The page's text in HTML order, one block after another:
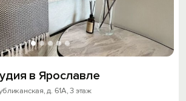
в Ярославле
д. 61А, 3 этаж